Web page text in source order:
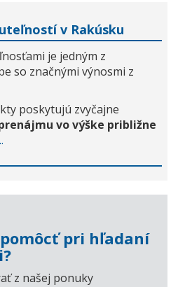
v Rakúsku
je jedným z
so značnými výnosmi z
poskytujú zvyčajne
vo výške približne
pri hľadaní
z našej ponuky